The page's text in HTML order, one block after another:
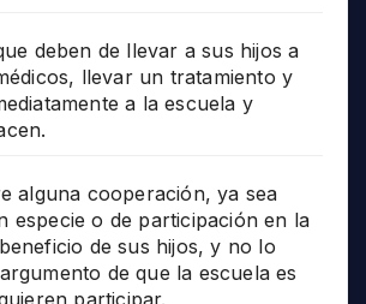
deben de llevar a sus hijos a
llevar un tratamiento y
a la escuela y
alguna cooperación, ya sea
especie o de participación en la
de sus hijos, y no lo
de que la escuela es
participar.